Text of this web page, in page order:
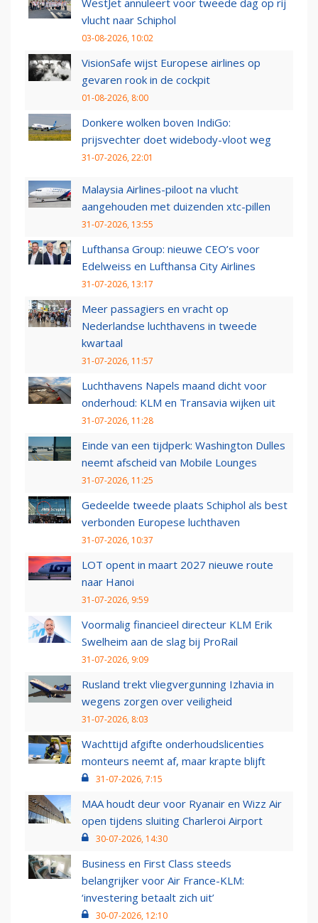
WestJet annuleert voor tweede dag op rij
vlucht naar Schiphol
03-08-2026, 10:02
VisionSafe wijst Europese airlines op
gevaren rook in de cockpit
01-08-2026, 8:00
Donkere wolken boven IndiGo:
prijsvechter doet widebody-vloot weg
31-07-2026, 22:01
Malaysia Airlines-piloot na vlucht
aangehouden met duizenden xtc-pillen
31-07-2026, 13:55
Lufthansa Group: nieuwe CEO’s voor
Edelweiss en Lufthansa City Airlines
31-07-2026, 13:17
Meer passagiers en vracht op
Nederlandse luchthavens in tweede
kwartaal
31-07-2026, 11:57
Luchthavens Napels maand dicht voor
onderhoud: KLM en Transavia wijken uit
31-07-2026, 11:28
Einde van een tijdperk: Washington Dulles
neemt afscheid van Mobile Lounges
31-07-2026, 11:25
Gedeelde tweede plaats Schiphol als best
verbonden Europese luchthaven
31-07-2026, 10:37
LOT opent in maart 2027 nieuwe route
naar Hanoi
31-07-2026, 9:59
Voormalig financieel directeur KLM Erik
Swelheim aan de slag bij ProRail
31-07-2026, 9:09
Rusland trekt vliegvergunning Izhavia in
wegens zorgen over veiligheid
31-07-2026, 8:03
Wachttijd afgifte onderhoudslicenties
monteurs neemt af, maar krapte blijft
31-07-2026, 7:15
MAA houdt deur voor Ryanair en Wizz Air
open tijdens sluiting Charleroi Airport
30-07-2026, 14:30
Business en First Class steeds
belangrijker voor Air France-KLM:
‘investering betaalt zich uit’
30-07-2026, 12:10